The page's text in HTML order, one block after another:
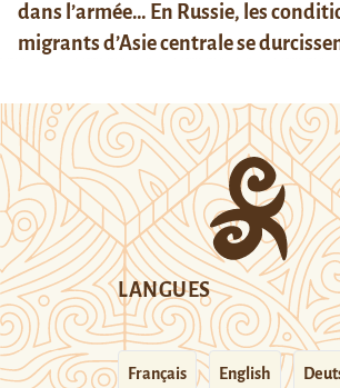
dans l’armée… En Russie, les
migrants d’Asie centrale se
LANGUES
Français English